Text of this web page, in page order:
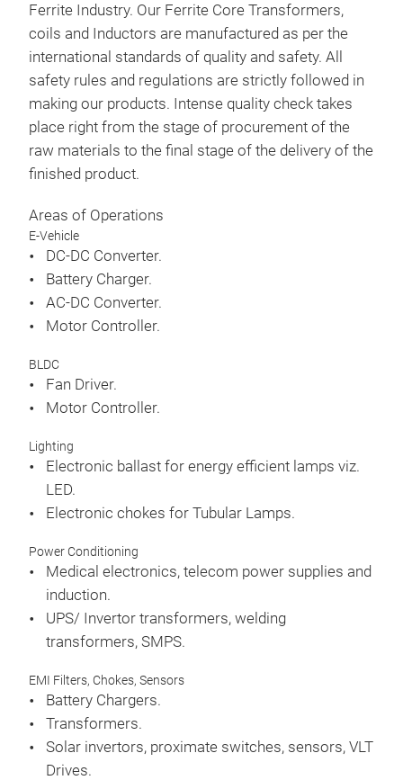
Ferrite Industry. Our Ferrite Core Transformers,
coils and Inductors are manufactured as per the
international standards of quality and safety. All
safety rules and regulations are strictly followed in
making our products. Intense quality check takes
place right from the stage of procurement of the
raw materials to the final stage of the delivery of the
finished product.
Areas of Operations
E-Vehicle
DC-DC Converter.
Battery Charger.
AC-DC Converter.
Motor Controller.
BLDC
Fan Driver.
Motor Controller.
Lighting
Electronic ballast for energy efficient lamps viz.
LED.
Electronic chokes for Tubular Lamps.
Power Conditioning
Medical electronics, telecom power supplies and
induction.
UPS/ Invertor transformers, welding
transformers, SMPS.
EMI Filters, Chokes, Sensors
Battery Chargers.
Transformers.
Solar invertors, proximate switches, sensors, VLT
Drives.